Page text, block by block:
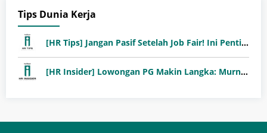
Tips Dunia Kerja
[HR Tips] Jangan Pasif Setelah Job Fair! Ini Pentingnya Follow-Up Setelah Job Fair
[HR Insider] Lowongan PG Makin Langka: Murni Seleksi atau Jalur Orang Dalam?